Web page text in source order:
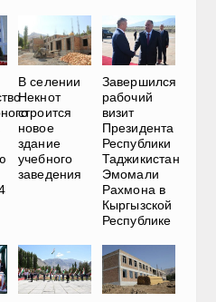
В селении
Некнот
строится
новое
здание
учебного
заведения
Завершился
рабочий
визит
Президента
Республики
Таджикистан
Эмомали
Рахмона в
Кыргызской
Республике